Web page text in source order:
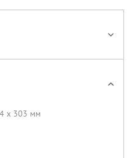
x 303 мм